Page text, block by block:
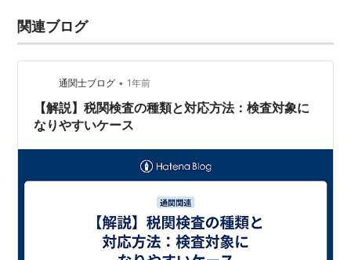
関連ブログ
通関士ブログ • 1年前
【解説】税関検査の種類と対応方法：検査対象に
なりやすいケース